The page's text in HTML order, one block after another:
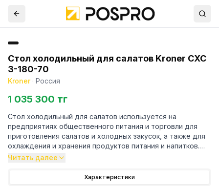
Стол холодильный для салатов Kroner СХС
3-180-70
Kroner· Россия
1 035 300 тг
Стол холодильный для салатов используется на
предприятиях общественного питания и торговли для
приготовления салатов и холодных закусок, а также для
охлаждения и хранения продуктов питания и напитков.
Благодаря размещению гастроемкостей в специальной
все охлажденные ингридиенты находятся у повара под
Читать далее
Характеристики